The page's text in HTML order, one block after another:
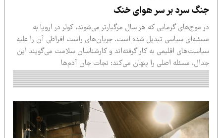
سرد بر سر هوای خنک
موج‌های گرمایی که هر سال مرگبارتر می‌شوند، کولر در اروپا به
سیاسی تبدیل شده است. جریان‌های راست افراطی آن را علیه
اقلیمی به کار گرفته‌اند و کارشناسان سلامت می‌گویند این
مسئله اصلی را پنهان می‌کند: نجات جان آدم‌ها